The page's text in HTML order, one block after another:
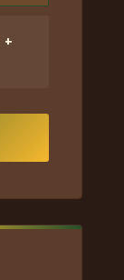
+